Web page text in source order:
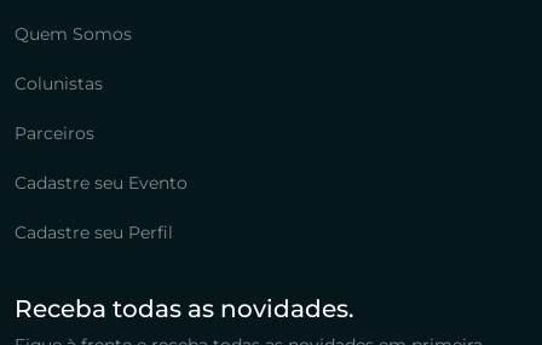
Quem Somos
Colunistas
Parceiros
Cadastre seu Evento
Cadastre seu Perfil
Receba todas as novidades.